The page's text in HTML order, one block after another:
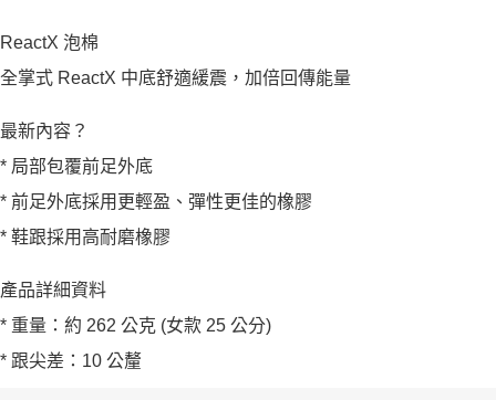
ReactX 泡棉
全掌式 ReactX 中底舒適緩震，加倍回傳能量
最新內容？
* 局部包覆前足外底
* 前足外底採用更輕盈、彈性更佳的橡膠
* 鞋跟採用高耐磨橡膠
產品詳細資料
* 重量：約 262 公克 (女款 25 公分)
* 跟尖差：10 公釐